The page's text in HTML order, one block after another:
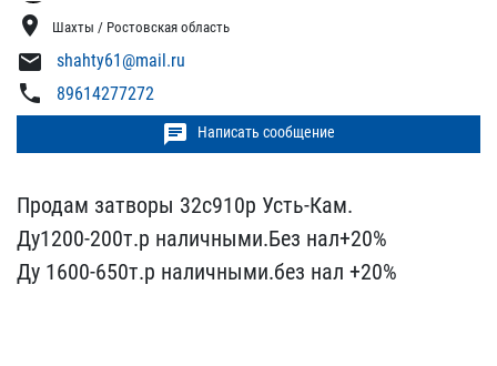
location_on Шахты / Ростовская область
mail shahty61@mail.ru
phone 89614277272
chat Написать сообщение
Продам затворы 32с910р ​Усть-Кам.
Ду1200-200т.р ​наличными.Без нал+20%
Ду​ 1600-650т.р наличными.б​ез нал +20%